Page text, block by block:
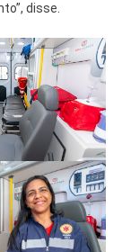
disse.